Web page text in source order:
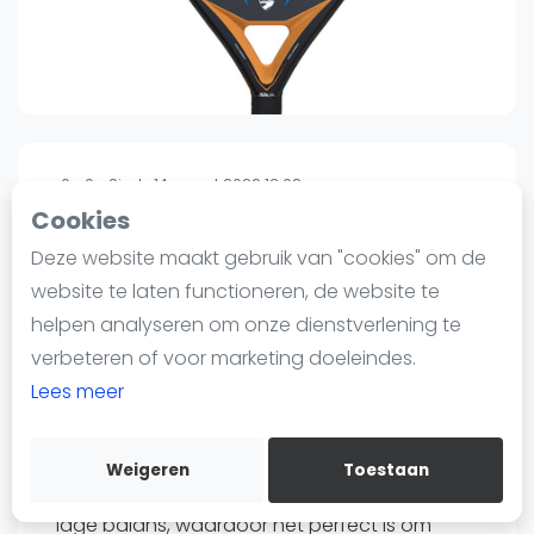
Cookies
Deze website maakt gebruik van "cookies" om de
website te laten functioneren, de website te
helpen analyseren om onze dienstverlening te
verbeteren of voor marketing doeleindes.
Lees meer
Weigeren Toestaan
Informatie
Over ons
Contact
Adverteren
Insights
WhatsApp
Join WhatsApp Community
0 0 Sinds 14 maart 2022 12:08
Siux
Siux Fusion 3.0
€9995
Verzenden
Bewaar
padel racket voor spelers van gemiddeld
lage balans, waardoor het perfect is om